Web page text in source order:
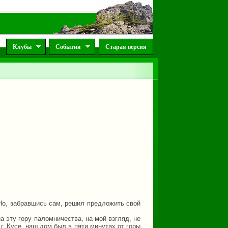
Клубы События Старая версия
забравшись сам, решил предложить свой
гору паломничества, на мой взгляд, не
Кусе, наш дом был в пяти минутах от горы